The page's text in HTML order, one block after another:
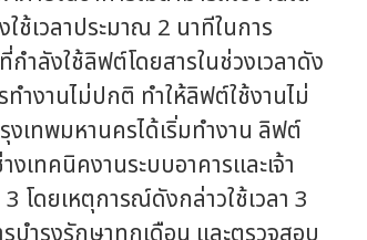
ใช้เวลาประมาณ 2 นาทีในการ
ำลังใช้ลิฟต์โดยสารในช่วงเวลาดัง
ำงานไม่ปกติ ทำให้ลิฟต์ใช้งานไม่
งเทพมหานครได้เริ่มทำงาน ลิฟต์
เทคนิคงานระบบอาคารและเจ้า
โดยเหตุการณ์ดังกล่าวใช้เวลา 3